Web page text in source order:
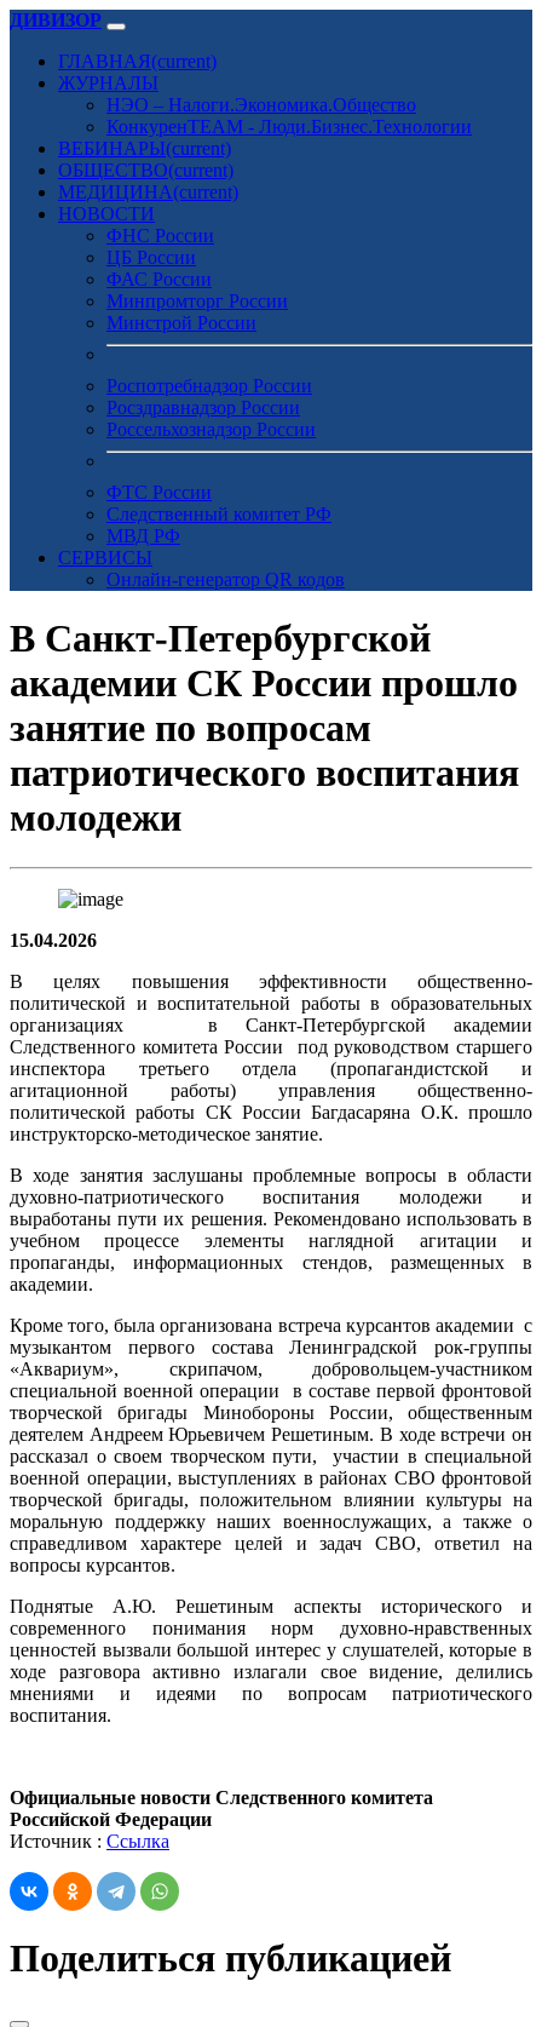
ДИВИЗОР
ГЛАВНАЯ(current)
ЖУРНАЛЫ
НЭО – Налоги.Экономика.Общество
КонкуренTEAM - Люди.Бизнес.Технологии
ВЕБИНАРЫ(current)
ОБЩЕСТВО(current)
МЕДИЦИНА(current)
НОВОСТИ
ФНС России
ЦБ России
ФАС России
Минпромторг России
Минстрой России
Роспотребнадзор России
Росздравнадзор России
Россельхознадзор России
ФТС России
Следственный комитет РФ
МВД РФ
СЕРВИСЫ
Онлайн-генератор QR кодов
В Санкт-Петербургской
академии СК России прошло
занятие по вопросам
патриотического воспитания
молодежи
15.04.2026
В целях повышения эффективности общественно-
политической и воспитательной работы в образовательных
организациях в Санкт-Петербургской академии
Следственного комитета России под руководством старшего
инспектора третьего отдела (пропагандистской и
агитационной работы) управления общественно-
политической работы СК России Багдасаряна О.К. прошло
инструкторско-методическое занятие.
В ходе занятия заслушаны проблемные вопросы в области
духовно-патриотического воспитания молодежи и
выработаны пути их решения. Рекомендовано использовать в
учебном процессе элементы наглядной агитации и
пропаганды, информационных стендов, размещенных в
академии.
Кроме того, была организована встреча курсантов академии с
музыкантом первого состава Ленинградской рок-группы
«Аквариум», скрипачом, добровольцем-участником
специальной военной операции в составе первой фронтовой
творческой бригады Минобороны России, общественным
деятелем Андреем Юрьевичем Решетиным. В ходе встречи он
рассказал о своем творческом пути, участии в специальной
военной операции, выступлениях в районах СВО фронтовой
творческой бригады, положительном влиянии культуры на
моральную поддержку наших военнослужащих, а также о
справедливом характере целей и задач СВО, ответил на
вопросы курсантов.
Поднятые А.Ю. Решетиным аспекты исторического и
современного понимания норм духовно-нравственных
ценностей вызвали большой интерес у слушателей, которые в
ходе разговора активно излагали свое видение, делились
мнениями и идеями по вопросам патриотического
воспитания.
Официальные новости Следственного комитета
Российской Федерации
Источник : Ссылка
Поделиться публикацией